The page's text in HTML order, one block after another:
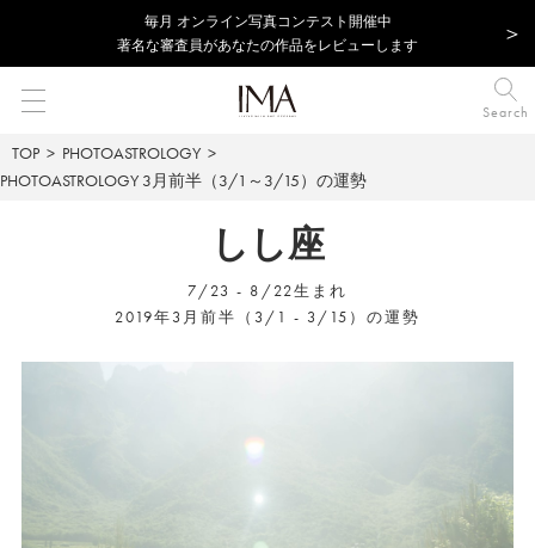
毎⽉ オンライン写真コンテスト開催中
著名な審査員があなたの作品をレビューします
Search
TOP
PHOTOASTROLOGY
PHOTOASTROLOGY 3月前半（3/1～3/15）の運勢
しし座
7/23 - 8/22生まれ
2019年3月前半（3/1 - 3/15）の運勢